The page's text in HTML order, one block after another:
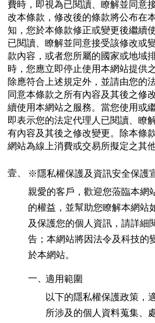
費時，即視為已閱讀、瞭解並同意
改本條款，修改後的條款將公布在
知，您於本條款修正或變更後繼續
已閱讀、瞭解並同意接受該修改或
款內容，或者您所屬的國家或地域
時，您應立即停止使用本網站提供
除應符合上述規定外，並請由您的
同意本條款之所有內容及其後之修
續使用本網站之服務。當您使用或
即表示您的法定代理人已閱讀、瞭
有內容及其後之修改變更。除本條
網站為線上消費或交易所擬定之其
壹、
※隱私權保護及資訊安全保護
親愛的客戶，歡迎您蒞臨本網
的權益，並幫助您瞭解本網站
及保護您的個人資訊，請詳細
告；本網站將因法令及科技的
於本網站。
一、適用範圍
以下的隱私權保護政策，
所涉及的個人資料蒐集、